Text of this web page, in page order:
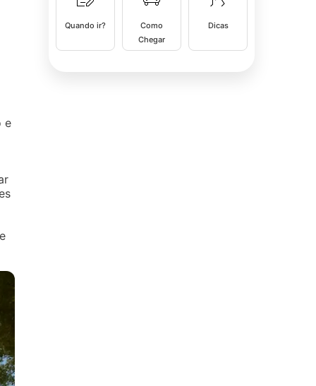
e
Quando ir?
Como
Chegar
Dicas